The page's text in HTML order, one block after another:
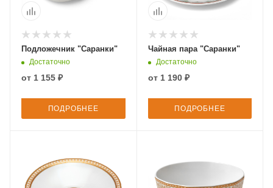
Подложечник "Саранки"
Достаточно
от 1 155 ₽
ПОДРОБНЕЕ
Чайная пара "Саранки"
Достаточно
от 1 190 ₽
ПОДРОБНЕЕ